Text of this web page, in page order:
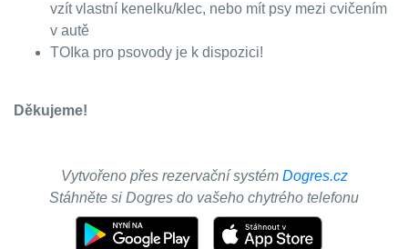
vzít vlastní kenelku/klec, nebo mít psy mezi cvičením
v autě
TOIka pro psovody je k dispozici!
Děkujeme!
Vytvořeno přes rezervační systém Dogres.cz
Stáhněte si Dogres do vašeho chytrého telefonu